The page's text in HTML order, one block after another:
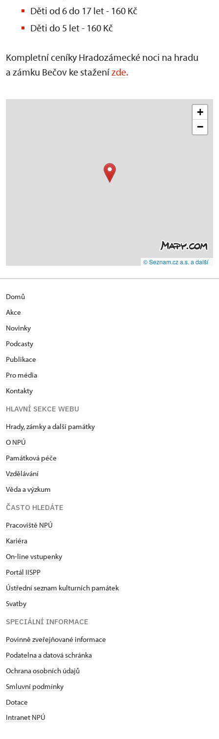
Děti od 6 do 17 let - 160 Kč
Děti do 5 let - 160 Kč
Kompletní ceníky Hradozámecké noci na hradu
a zámku Bečov ke staženízde.
+
−
© Seznam.cz a.s. a další
Domů
Akce
Novinky
Podcasty
Publikace
Pro média
Kontakty
HLAVNÍ SEKCE WEBU
Hrady, zámky a další památky
O NPÚ
Památková péče
Vzdělávání
Věda a výzkum
ČASTO HLEDÁTE
Pracoviště NPÚ
Kariéra
On-line vstupenky
Portál IISPP
Ústřední seznam kulturních památek
Svatby
SPECIÁLNÍ INFORMACE
Povinně zveřejňované informace
Podatelna a datová schránka
Ochrana osobních údajů
Smluvní podmínky
Dotace
Intranet NPÚ